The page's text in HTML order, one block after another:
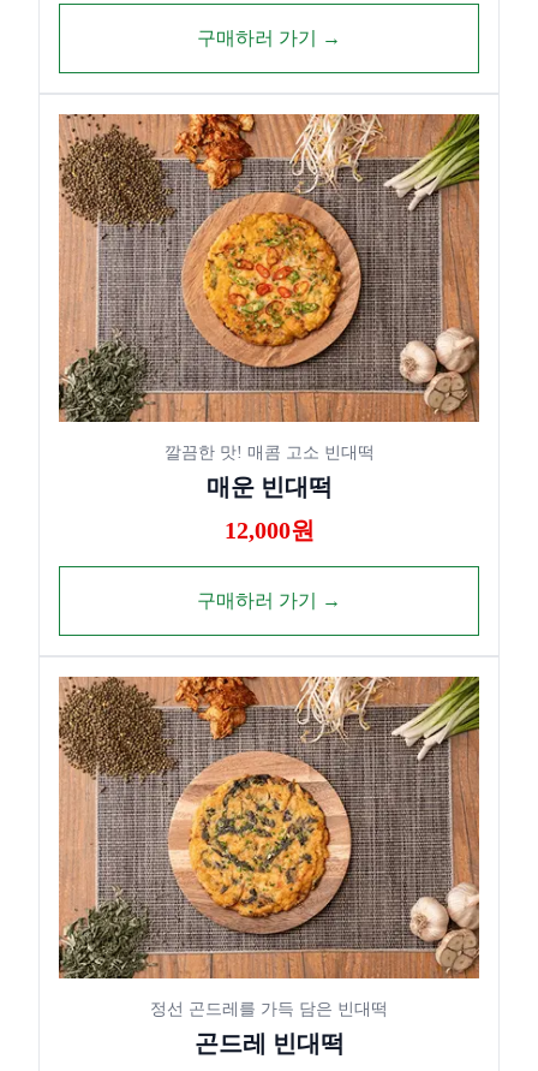
구매하러 가기 →
깔끔한 맛! 매콤 고소 빈대떡
매운 빈대떡
12,000원
구매하러 가기 →
정선 곤드레를 가득 담은 빈대떡
곤드레 빈대떡